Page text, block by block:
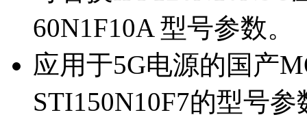
60N1F10A 型号参数。
应用于5G电源的国产
STI150N10F7的型号参